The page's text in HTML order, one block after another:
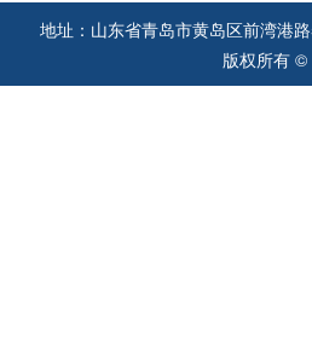
地址：山东省青岛市黄岛区前湾
版权所有 ©